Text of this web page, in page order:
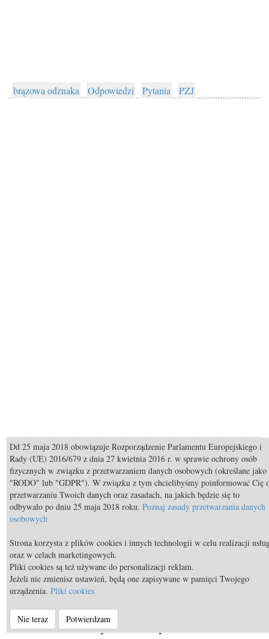
brązowa odznaka Odpowiedzi Pytania PZJ
Poradnik
Projekt Respect: Kobiety w jeździectwie
a niewidzialne przeszkody
Dd 25 maja 2018 obowiązuje Rozporządzenie Parlamentu Europejskiego i
Rady (UE) 2016/679 z dnia 27 kwietnia 2016 r. w sprawie ochrony osób
fizycznych w związku z przetwarzaniem danych osobowych (określane jako
"RODO" lub "GDPR"). W związku z tym chcielibyśmy poinformować Cię
przetwarzaniu Twoich danych oraz zasadach, na jakich będzie się to
odbywało po dniu 25 maja 2018 roku. Poznaj zasady przetwarzania danych
osobowych
Strona korzysta z plików cookies i innych technologii w celu realizacji
oraz w celach marketingowych.
Pliki cookies są też używane do personalizacji reklam.
Jeżeli nie zmienisz ustawień, będą one zapisywane w pamięci Twojego
urządzenia. Pliki cookies
Nie teraz Potwierdzam